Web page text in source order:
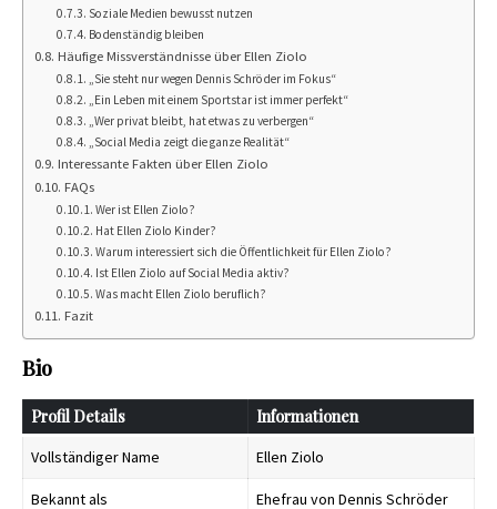
Soziale Medien bewusst nutzen
Bodenständig bleiben
Häufige Missverständnisse über Ellen Ziolo
„Sie steht nur wegen Dennis Schröder im Fokus“
„Ein Leben mit einem Sportstar ist immer perfekt“
„Wer privat bleibt, hat etwas zu verbergen“
„Social Media zeigt die ganze Realität“
Interessante Fakten über Ellen Ziolo
FAQs
Wer ist Ellen Ziolo?
Hat Ellen Ziolo Kinder?
Warum interessiert sich die Öffentlichkeit für Ellen Ziolo?
Ist Ellen Ziolo auf Social Media aktiv?
Was macht Ellen Ziolo beruflich?
Fazit
Bio
Profil Details Informationen
Vollständiger Name Ellen Ziolo
Bekannt als Ehefrau von Dennis Schröder